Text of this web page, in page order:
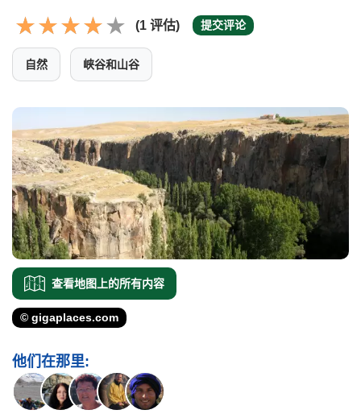
(1 评估) 提交评论
自然 峡谷和山谷
查看地图上的所有内容
© gigaplaces.com
他们在那里: